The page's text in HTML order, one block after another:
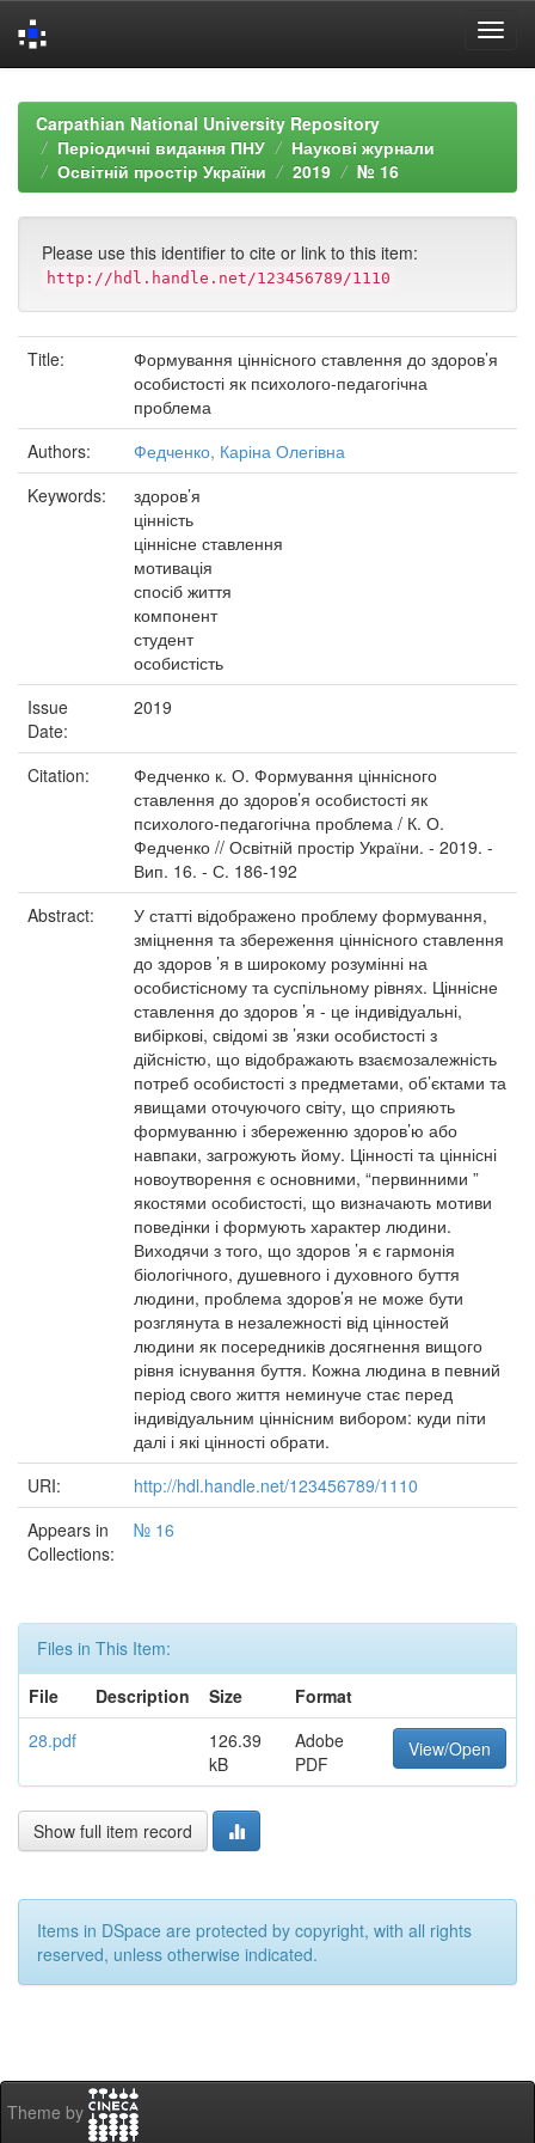
navigationCarpathian National University Repository
Періодичні видання ПНУ
Наукові журнали
Освітній простір України
2019 № 16
Please use this identifier to cite or link to this item:
http://hdl.handle.net/123456789/1110
Title:
Формування ціннісного ставлення до здоров’я
особистості як психолого-педагогічна
проблема
Authors:
Федченко, Каріна Олегівна
Keywords:
здоров’я
цінність
ціннісне ставлення
мотивація
спосіб життя
компонент
студент
особистість
Issue
Date:
2019
Citation:
Федченко к. О. Формування ціннісного
ставлення до здоров’я особистості як
психолого-педагогічна проблема / К. О.
Федченко // Освітній простір України. - 2019. -
Вип. 16. - С. 186-192
Abstract:
У статті відображено проблему формування,
зміцнення та збереження ціннісного ставлення
до здоров ’я в широкому розумінні на
особистісному та суспільному рівнях. Ціннісне
ставлення до здоров ’я - це індивідуальні,
вибіркові, свідомі зв ’язки особистості з
дійсністю, що відображають взаємозалежність
потреб особистості з предметами, об’єктами та
явищами оточуючого світу, що сприяють
формуванню і збереженню здоров’ю або
навпаки, загрожують йому. Цінності та ціннісні
новоутворення є основними, “первинними ”
якостями особис­тості, що визначають мотиви
поведінки і формують характер людини.
Виходячи з того, що здоров ’я є гармонія
біологічного, душевного і духовного буття
людини, проблема здоров’я не може бути
розглянута в незалежності від цінностей
людини як посередників досягнення вищого
рівня існування буття. Кожна людина в певний
період свого життя неминуче стає перед
індивідуальним ціннісним вибором: куди піти
далі і які цінності обрати.
URI:
http://hdl.handle.net/123456789/1110
Appears in
Collections:
№ 16
Files in This Item:
File
Description Size
Format
28.pdf
126.39
kB
Adobe
PDF
View/Open
Show full item record
Items in DSpace are protected by copyright, with all rights
reserved, unless otherwise indicated.
Theme by